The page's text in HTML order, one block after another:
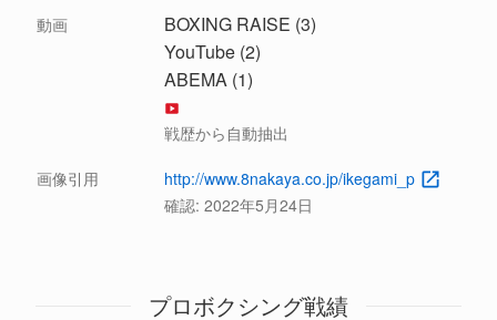
動画
BOXING RAISE (3)
YouTube (2)
ABEMA (1)
戦歴から自動抽出
画像引用
http://www.8nakaya.co.jp/ikegami_p
確認: 2022年5月24日
プロボクシング戦績